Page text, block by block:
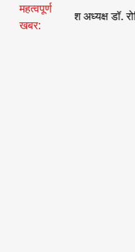
महत्वपूर्ण
खबर:
प्रदेश अध्यक्ष डॉ. रोहित